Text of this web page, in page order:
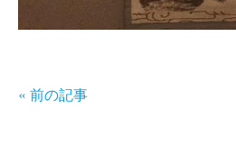
« 前の記事